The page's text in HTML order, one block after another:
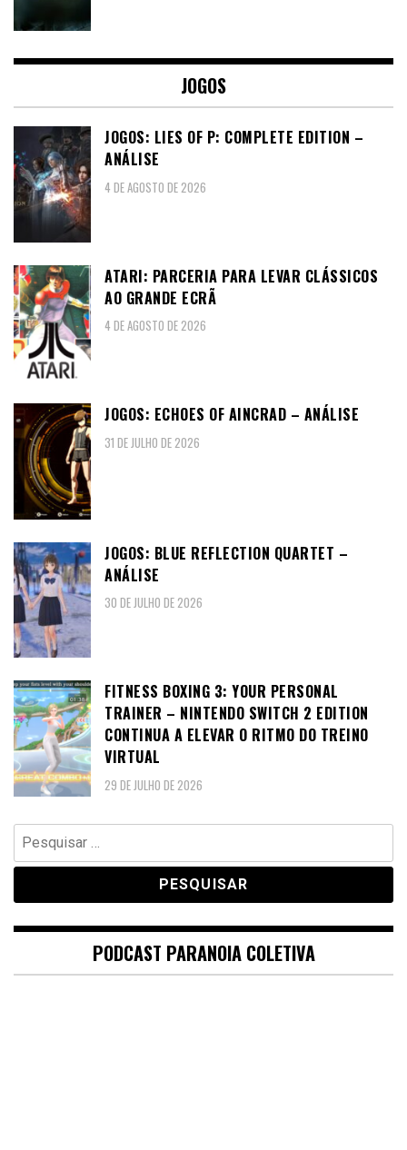
JOGOS
JOGOS: LIES OF P: COMPLETE EDITION –
ANÁLISE
4 DE AGOSTO DE 2026
ATARI: PARCERIA PARA LEVAR CLÁSSICOS
AO GRANDE ECRÃ
4 DE AGOSTO DE 2026
JOGOS: ECHOES OF AINCRAD – ANÁLISE
31 DE JULHO DE 2026
JOGOS: BLUE REFLECTION QUARTET –
ANÁLISE
30 DE JULHO DE 2026
FITNESS BOXING 3: YOUR PERSONAL
TRAINER – NINTENDO SWITCH 2 EDITION
CONTINUA A ELEVAR O RITMO DO TREINO
VIRTUAL
29 DE JULHO DE 2026
Pesquisar
por:
PODCAST PARANOIA COLETIVA